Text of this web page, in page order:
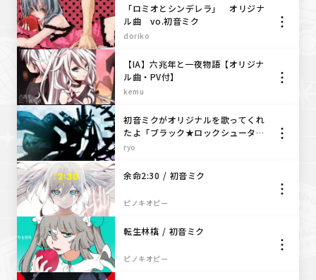
「ロミオとシンデレラ」 オリジナ
ル曲 vo.初音ミク
doriko
【IA】六兆年と一夜物語【オリジナ
ル曲・PV付】
kemu
初音ミクがオリジナルを歌ってくれ
たよ「ブラック★ロックシュータ
ー」
ryo
余命2:30 / 初音ミク
ピノキオピー
転生林檎 / 初音ミク
ピノキオピー